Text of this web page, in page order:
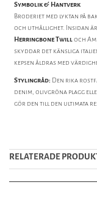
Symbolik & Hantverk
Broderiet med lyktan på
och uthållighet. Insidan är
Herringbone Twilloch
skyddar det känsliga
kepsen åldras med
Stylingråd: Den rika
denim, olivgröna plagg
gör den till den ultimata
RELATERADE